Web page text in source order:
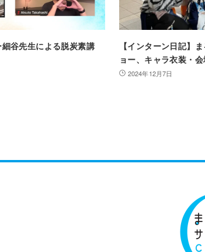
谷先生による脱炭素講
【インターン日記】
ョー、キャラ衣装・
2024年12月7日